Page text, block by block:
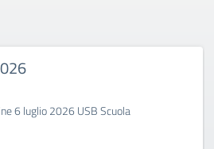
6 luglio 2026 USB Scuola